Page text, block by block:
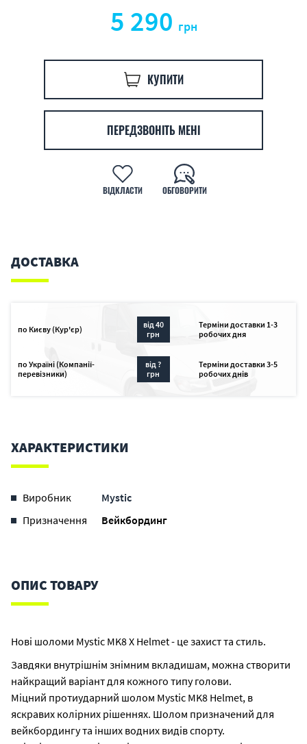
5 290 грн
КУПИТИ
ПЕРЕДЗВОНІТЬ МЕНІ
ВІДКЛАСТИ ОБГОВОРИТИ
ДОСТАВКА
по Києву (Кур'єр)
від 40
грн
Терміни доставки 1-3
робочих дня
по Україні (Компанії-
перевізники)
від ?
грн
Терміни доставки 3-5
робочих днів
ХАРАКТЕРИСТИКИ
Виробник
Mystic
Призначення
Вейкбординг
ОПИС ТОВАРУ
Нові шоломи Mystic MK8 Х Helmet - це захист та стиль.
Завдяки внутрішнім знімним вкладишам, можна створити
найкращий варіант для кожного типу голови.
Міцний протиударний шолом Mystic MK8 Helmet, в
яскравих колірних рішеннях. Шолом призначений для
вейкбордингу та інших водних видів спорту.